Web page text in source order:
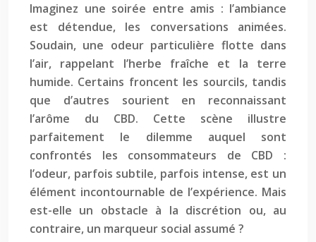
Imaginez une soirée entre amis : l’ambiance
est détendue, les conversations animées.
Soudain, une odeur particulière flotte dans
l’air, rappelant l’herbe fraîche et la terre
humide. Certains froncent les sourcils, tandis
que d’autres sourient en reconnaissant
l’arôme du CBD. Cette scène illustre
parfaitement le dilemme auquel sont
confrontés les consommateurs de CBD :
l’odeur, parfois subtile, parfois intense, est un
élément incontournable de l’expérience. Mais
est-elle un obstacle à la discrétion ou, au
contraire, un marqueur social assumé ?